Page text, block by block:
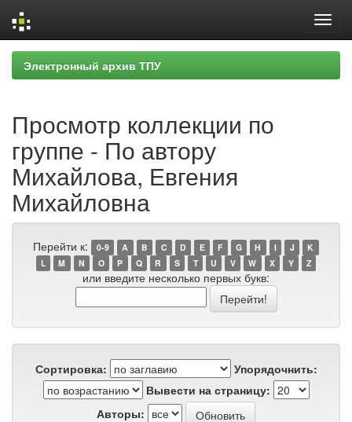
Skip
navigation
Электронный архив ТПУ
Просмотр коллекции по
группе - По автору
Михайлова, Евгения
Михайловна
Перейти к: 0-9 A B C D E F G H I J
K
L
M N O P Q R S T U V W X Y Z
или введите несколько первых букв:
Сортировка:
Упорядочнить:
Вывести на страницу:
Авторы: